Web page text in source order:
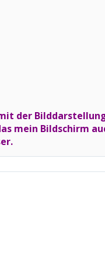
der
mein Bildschirm